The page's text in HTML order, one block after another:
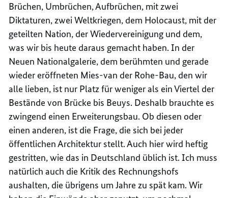
Brüchen, Umbrüchen, Aufbrüchen, mit zwei
Diktaturen, zwei Weltkriegen, dem Holocaust, mit der
geteilten Nation, der Wiedervereinigung und dem,
was wir bis heute daraus gemacht haben. In der
Neuen Nationalgalerie, dem berühmten und gerade
wieder eröffneten Mies-van der Rohe-Bau, den wir
alle lieben, ist nur Platz für weniger als ein Viertel der
Bestände von Brücke bis Beuys. Deshalb brauchte es
zwingend einen Erweiterungsbau. Ob diesen oder
einen anderen, ist die Frage, die sich bei jeder
öffentlichen Architektur stellt. Auch hier wird heftig
gestritten, wie das in Deutschland üblich ist. Ich muss
natürlich auch die Kritik des Rechnungshofs
aushalten, die übrigens um Jahre zu spät kam. Wir